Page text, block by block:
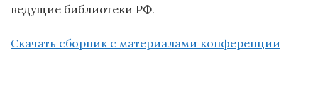
ведущие библиотеки РФ.
Скачать сборник с материалами конференции